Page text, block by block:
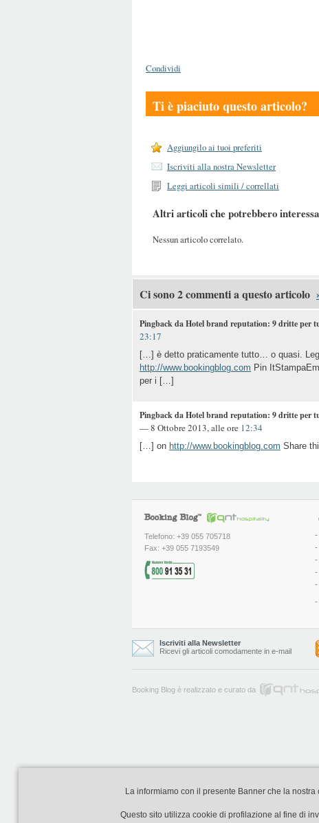
Condividi
Ti è piaciuto questo articolo?
Aggiungilo ai tuoi preferiti
Iscriviti alla nostra Newsletter
Leggi articoli simili / correllati
Altri articoli che potrebbero
Nessun articolo correlato.
Ci sono 2 commenti a questo articolo
Pingback da Hotel brand reputation: 9 dritte per
23:17
[…] è detto praticamente tutto… o quasi.
http://www.bookingblog.com Pin
per i […]
Pingback da Hotel brand reputation: 9 dritte per
— 8 Ottobre 2013, alle ore 12:34
[…] on http://www.bookingblog.com Share
Telefono: +39 055 705718
Fax: +39 055 7193549
-
-
-
-
-
-
Iscriviti alla Newsletter
Ricevi gli articoli comodamente in e-mail
Booking Blog è realizzato e curato da
La informiamo con il presente Banner che la
Questo sito utilizza cookie di profilazione al fine di